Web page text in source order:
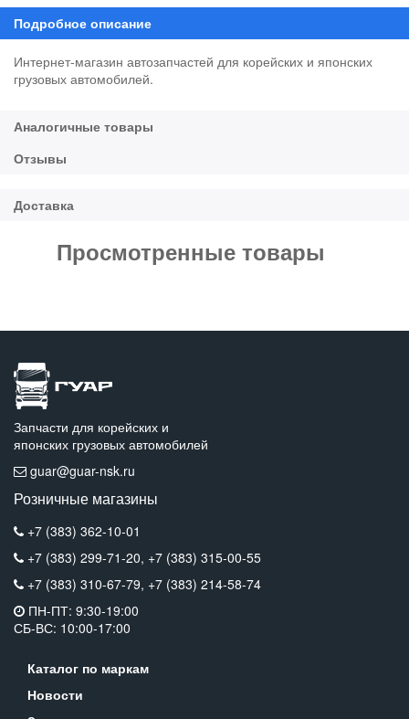
Интернет-магазин автозапчастей для корейских и японских
грузовых автомобилей.
Просмотренные товары
Запчасти для корейских и
японских грузовых автомобилей
guar@guar-nsk.ru
Розничные магазины
+7 (383) 362-10-01
+7 (383) 299-71-20, +7 (383) 315-00-55
+7 (383) 310-67-79, +7 (383) 214-58-74
ПН-ПТ: 9:30-19:00
СБ-ВС: 10:00-17:00
Каталог по маркам
Новости